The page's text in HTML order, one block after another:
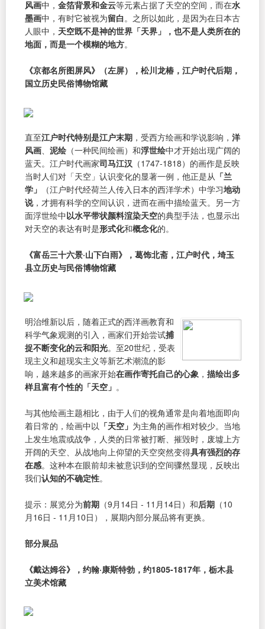
风画中， 金箔背景和金云等元素占据了天空的空间，而在水
墨画中，有时它被视为留白 。之所以如此，是因为在日本古
人眼中， 天空既不是神的世界「天界」，也不是人类所在的
地面，而是一个模糊的地方。
《京都名所图屏风》（左屏），松川龙椿，江户时代后期，
国立历史民俗博物馆藏
直至江户时代特别是江户末期 ，受西方绘画和学说影响， 洋
风画
泥绘 （一种民间绘画）和浮世绘中才开始出现广阔的
蓝天。江户时代画家司马江汉 （1747-1818）的画作是反映
当时人们对「天空」认识变化的显著一例，他正是从 「兰
学」
（江户时代经荷兰人传入日本的西洋学术）中学习地动
说，才拥有科学的空间认识，进而在画中描绘蓝天。另一方
面浮世绘中以水平带状颜料渲染天空的典型手法，也显示出
对天空的表达有时是形式化和概念化的。
《富岳三十六景·山下白雨》，葛饰北斋，江户时代，埼玉
县立历史与民俗博物馆藏
明治维新以后，随着正式的西洋画教育和
科学气象观测的引入，画家们开始尝试捕
捉不断变化的云和阳光。至20世纪，受表
现主义和超现实主义等新艺术潮流的影
响，越来越多的画家开始在画作寄托自己的心象 ， 描绘出多
样且富有个性的「天空」 。
与其他绘画主题相比，由于人们的视角通常是向着地面即向
着日常的，绘画中以 「天空」 为主角的画作相对较少。当地
上发生地震或战争，人类的日常被打断、摧毁时，废墟上方
开阔的天空、从战地向上仰望的天空突然变得具有强烈的存
在感。这种本在眼前却未被意识到的空间骤然显现，反映出
我们认知的不确定性。
提示：展览分为前期 （9月14日 - 11月14日）和后期 （10
月16日 - 11月10日），展期内部分展品将有更换。
部分展品
《戴达姆谷》，约翰·康斯特勃，约1805-1817年，栃木县
立美术馆藏